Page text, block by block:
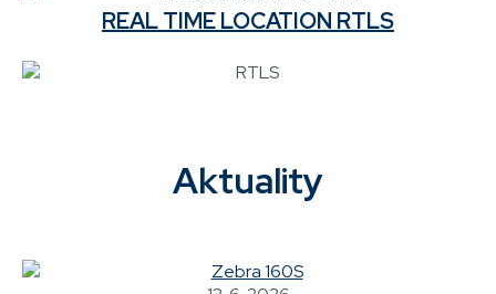
REAL TIME LOCATION RTLS
Aktuality